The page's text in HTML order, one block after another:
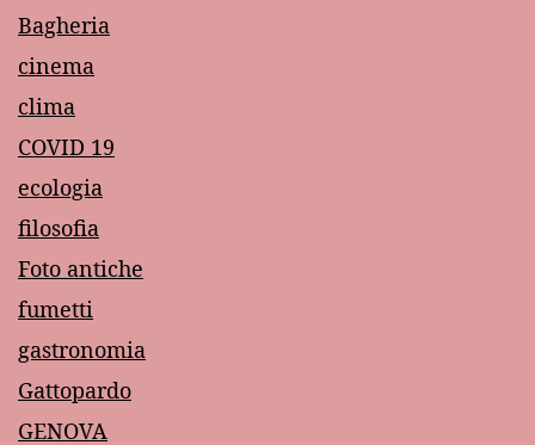
Bagheria
cinema
clima
COVID 19
ecologia
filosofia
Foto antiche
fumetti
gastronomia
Gattopardo
GENOVA